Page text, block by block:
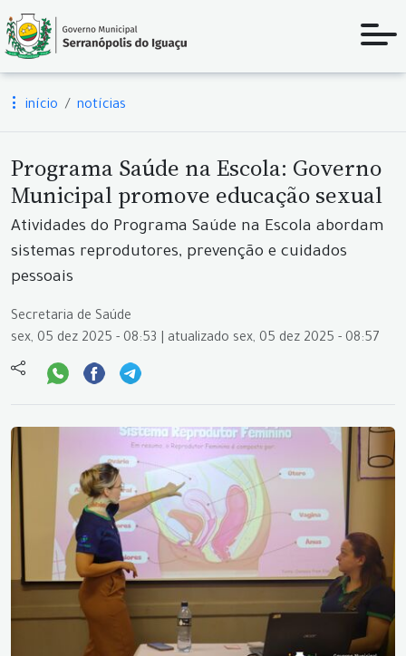
início notícias
Programa Saúde na Escola: Governo
Municipal promove educação sexual
Atividades do Programa Saúde na Escola abordam
sistemas reprodutores, prevenção e cuidados
pessoais
Secretaria de Saúde
sex, 05 dez 2025 - 08:53 | atualizado sex, 05 dez 2025 - 08:57